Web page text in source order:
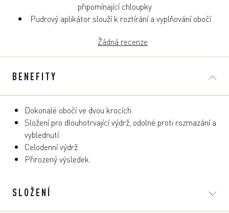
připomínající chloupky
Pudrový aplikátor slouží k roztírání a vyplňování obočí
Žádná recenze
BENEFITY
Dokonalé obočí ve dvou krocích.
Složení pro dlouhotrvající výdrž, odolné proti rozmazání a
vyblednutí.
Celodenní výdrž.
Přirozený výsledek.
SLOŽENÍ